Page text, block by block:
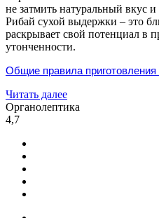
не затмить натуральный вкус и
Рибай сухой выдержки – это
раскрывает свой потенциал в
утонченности.
Общие правила приготовления
Читать далее
Органолептика
4,7